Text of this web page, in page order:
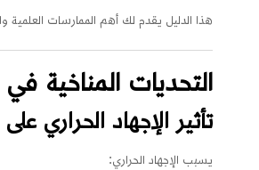
هذا الدليل يقدم لك أهم الممارسات العلمية
التحديات المناخية في
تأثير الإجهاد الحراري على
يسبب الإجهاد الحراري: